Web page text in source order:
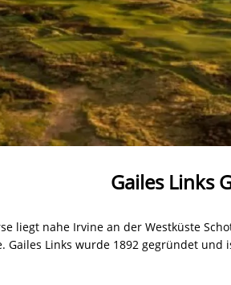
Gailes Links
liegt nahe Irvine an der Westküste
Gailes Links wurde 1892 gegründet und